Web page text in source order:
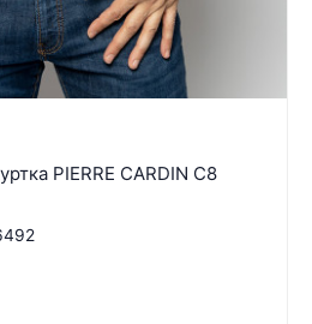
PIERRE CARDIN C8